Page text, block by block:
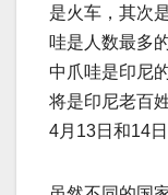
是火车，其次
哇是人数最多
中爪哇是印尼
将是印尼老百
4月13日和14